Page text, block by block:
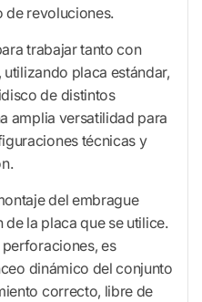
de revoluciones.
trabajar tanto con
placa estándar,
de distintos
amplia versatilidad para
técnicas y
del embrague
la placa que se utilice.
es
dinámico del conjunto
correcto, libre de